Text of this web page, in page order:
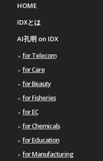
HOME
IDXとは
AI孔明 on IDX
for Telecom
for Care
for Beauty
for Fisheries
for EC
for Chemicals
for Education
for Manufacturing